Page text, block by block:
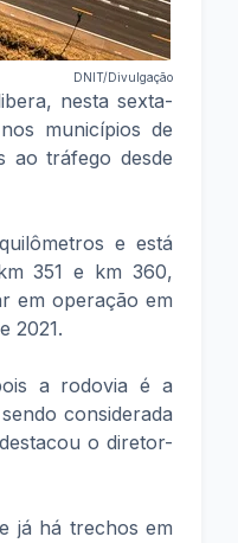
DNIT/Divulgação
nesta sexta-
municípios de
ao tráfego desde
e está
351 e km 360,
em operação em
2021.
a rodovia é a
considerada
o diretor-
já há trechos em